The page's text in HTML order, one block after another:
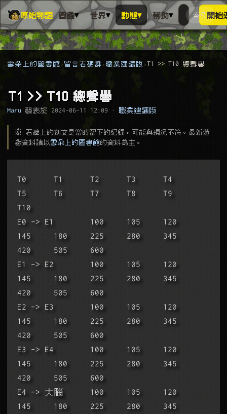
原始物語 圖鑑▾ 世界▾ 動態▾ 幫助▾
搜尋萬物
搜人物、
索引開始
雲朵上的圖書館 留言石碑群 職業建議版 T1 >> T10 總聲譽
T1 >> T10 總聲譽
Maru 發表於 2024-06-11 12:09 · 職業建議版
※ 石碑上的刻文是當時留下的紀錄，可能與現況不符。最新遊
戲資料請以 雲朵上的圖書館的資料為主。
T0      T1      T2      T3      T4
T5      T6      T7      T8      T9
T10
E0 -> E1        100     105     120
145     180     225     280     345
420     505     600
E1 -> E2        100     105     120
145     180     225     280     345
420     505     600
E2 -> E3        100     105     120
145     180     225     280     345
420     505     600
E3 -> E4        100     105     120
145     180     225     280     345
420     505     600
E4 -> 大腦      100     105     120
145     180     225     280     345